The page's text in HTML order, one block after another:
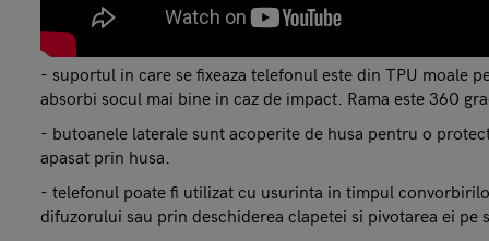
- suportul in care se fixeaza telefonul este din TPU moale
absorbi socul mai bine in caz de impact. Rama este 360
- butoanele laterale sunt acoperite de husa pentru o
apasat prin husa.
- telefonul poate fi utilizat cu usurinta in timpul
difuzorului sau prin deschiderea clapetei si pivotarea ei pe